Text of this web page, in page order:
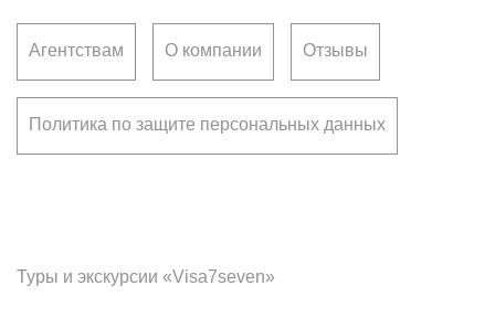
Агентствам О компании Отзывы
Политика по защите персональных данных
Туры и экскурсии «Visa7seven»